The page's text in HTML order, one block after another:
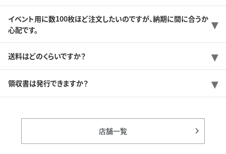
イベント用に数100枚ほど注文したいのですが、納期に間に合うか
心配です。
送料はどのくらいですか？
領収書は発行できますか？
店舗一覧